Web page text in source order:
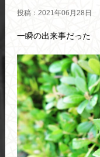
投稿：2021年06月28日
一瞬の出来事だった